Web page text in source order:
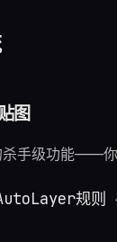
图
手级功能——
规则